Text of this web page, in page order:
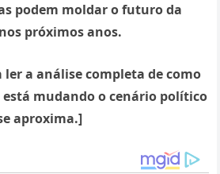
podem moldar o futuro da
próximos anos.
ler a análise completa de como
mudando o cenário político
aproxima.]